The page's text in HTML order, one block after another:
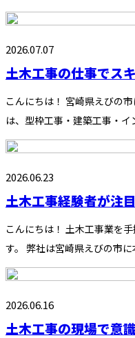
2026.07.07
土木工事の仕事でス
こんにちは！ 宮崎県えびの
は、型枠工事・建築工事・
2026.06.23
土木工事経験者が注
こんにちは！ 土木工事業を
す。 弊社は宮崎県えびの市
2026.06.16
土木工事の現場で意